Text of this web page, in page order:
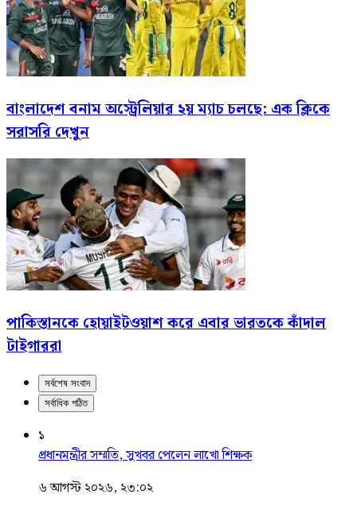
বাংলাদেশ বনাম অস্ট্রেলিয়ার ২য় ম্যাচ চলছে: এক ক্লিকে
সরাসরি দেখুন
পাকিস্তানকে হোয়াইটওয়াশ করে এবার ভারতকে কাঁদাল
টাইগাররা
সর্বশেষ সংবাদ
সর্বাধিক পঠিত
১
প্রধানমন্ত্রীর সম্মতি, সুখবর পেলেন লাখো শিক্ষক
৬ আগস্ট ২০২৬, ২৩:০২